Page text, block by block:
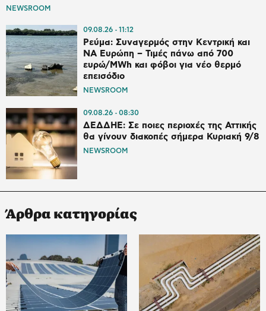
NEWSROOM
09.08.26 11:12
Ρεύμα: Συναγερμός στην Κεντρική και
ΝΑ Ευρώπη – Τιμές πάνω από 700
ευρώ/MWh και φόβοι για νέο θερμό
επεισόδιο
NEWSROOM
09.08.26 08:30
ΔΕΔΔΗΕ: Σε ποιες περιοχές της Αττικής
θα γίνουν διακοπές σήμερα Κυριακή 9/8
NEWSROOM
Άρθρα κατηγορίας